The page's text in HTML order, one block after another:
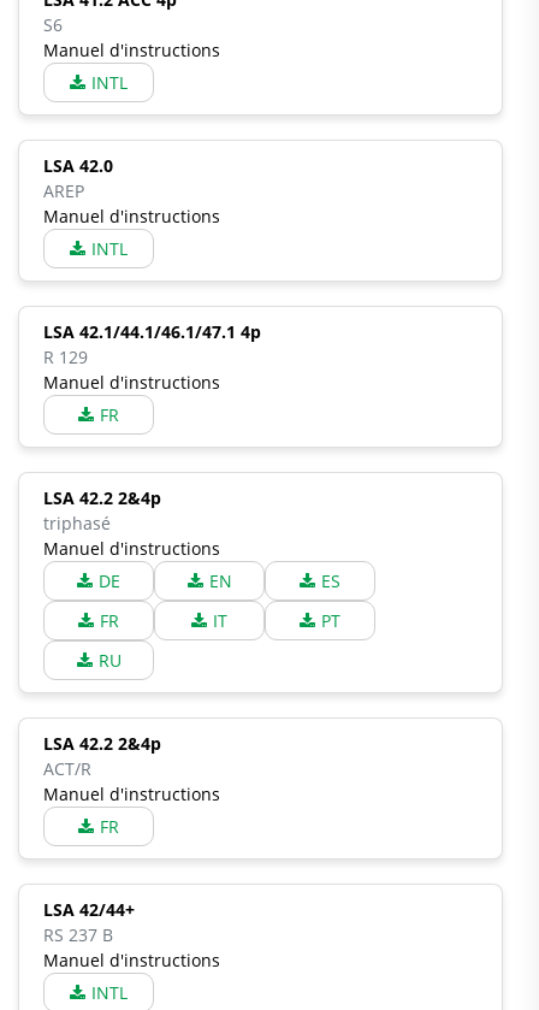
S6
Manuel d'instructions
INTL
LSA 42.0
AREP
Manuel d'instructions
INTL
LSA 42.1/44.1/46.1/47.1 4p
R 129
Manuel d'instructions
FR
LSA 42.2 2&4p
triphasé
Manuel d'instructions
DE
EN
ES
FR
IT
PT
RU
LSA 42.2 2&4p
ACT/R
Manuel d'instructions
FR
LSA 42/44+
RS 237 B
Manuel d'instructions
INTL